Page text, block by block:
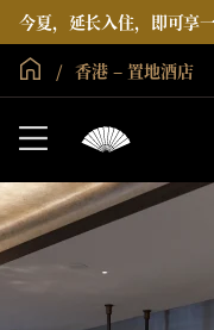
今夏，延长入住，即可享
全球首页
香港 – 置地酒店